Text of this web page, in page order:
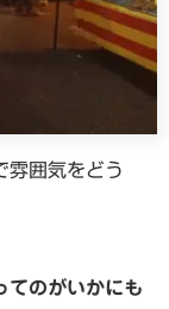
雰囲気をどう
てのがいかにも